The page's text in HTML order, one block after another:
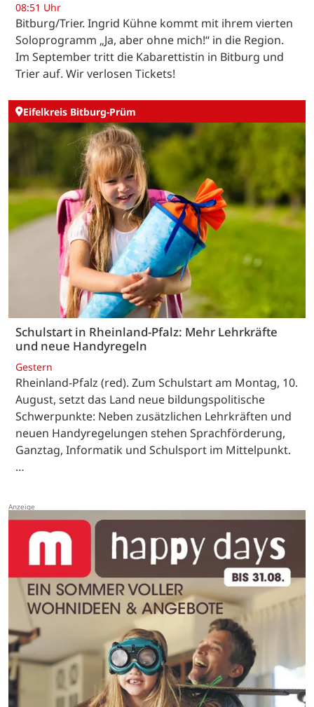
08:51 Uhr
Bitburg/Trier. Ingrid Kühne kommt mit ihrem vierten
Soloprogramm „Ja, aber ohne mich!“ in die Region.
Im September tritt die Kabarettistin in Bitburg und
Trier auf. Wir verlosen Tickets!
Eifelkreis Bitburg-Prüm
Schulstart in Rheinland-Pfalz: Mehr Lehrkräfte
und neue Handyregeln
Gestern
Rheinland-Pfalz (red). Zum Schulstart am Montag, 10.
August, setzt das Land neue bildungspolitische
Schwerpunkte: Neben zusätzlichen Lehrkräften und
neuen Handyregelungen stehen Sprachförderung,
Ganztag, Informatik und Schulsport im Mittelpunkt.
…